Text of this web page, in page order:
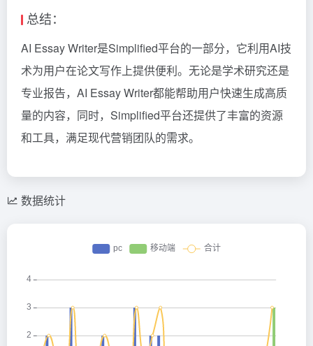
总结：
AI Essay Writer是Simplified平台的一部分，它利用AI技
术为用户在论文写作上提供便利。无论是学术研究还是
专业报告，AI Essay Writer都能帮助用户快速生成高质
量的内容，同时，Simplified平台还提供了丰富的资源
和工具，满足现代营销团队的需求。
数据统计